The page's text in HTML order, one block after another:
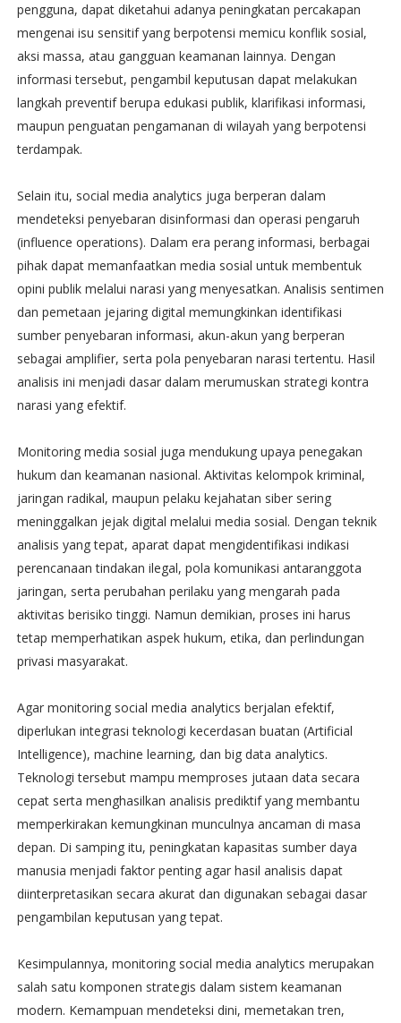
pengguna, dapat diketahui adanya peningkatan percakapan
mengenai isu sensitif yang berpotensi memicu konflik sosial,
aksi massa, atau gangguan keamanan lainnya. Dengan
informasi tersebut, pengambil keputusan dapat melakukan
langkah preventif berupa edukasi publik, klarifikasi informasi,
maupun penguatan pengamanan di wilayah yang berpotensi
terdampak.
Selain itu, social media analytics juga berperan dalam
mendeteksi penyebaran disinformasi dan operasi pengaruh
(influence operations). Dalam era perang informasi, berbagai
pihak dapat memanfaatkan media sosial untuk membentuk
opini publik melalui narasi yang menyesatkan. Analisis sentimen
dan pemetaan jejaring digital memungkinkan identifikasi
sumber penyebaran informasi, akun-akun yang berperan
sebagai amplifier, serta pola penyebaran narasi tertentu. Hasil
analisis ini menjadi dasar dalam merumuskan strategi kontra
narasi yang efektif.
Monitoring media sosial juga mendukung upaya penegakan
hukum dan keamanan nasional. Aktivitas kelompok kriminal,
jaringan radikal, maupun pelaku kejahatan siber sering
meninggalkan jejak digital melalui media sosial. Dengan teknik
analisis yang tepat, aparat dapat mengidentifikasi indikasi
perencanaan tindakan ilegal, pola komunikasi antaranggota
jaringan, serta perubahan perilaku yang mengarah pada
aktivitas berisiko tinggi. Namun demikian, proses ini harus
tetap memperhatikan aspek hukum, etika, dan perlindungan
privasi masyarakat.
Agar monitoring social media analytics berjalan efektif,
diperlukan integrasi teknologi kecerdasan buatan (Artificial
Intelligence), machine learning, dan big data analytics.
Teknologi tersebut mampu memproses jutaan data secara
cepat serta menghasilkan analisis prediktif yang membantu
memperkirakan kemungkinan munculnya ancaman di masa
depan. Di samping itu, peningkatan kapasitas sumber daya
manusia menjadi faktor penting agar hasil analisis dapat
diinterpretasikan secara akurat dan digunakan sebagai dasar
pengambilan keputusan yang tepat.
Kesimpulannya, monitoring social media analytics merupakan
salah satu komponen strategis dalam sistem keamanan
modern. Kemampuan mendeteksi dini, memetakan tren,